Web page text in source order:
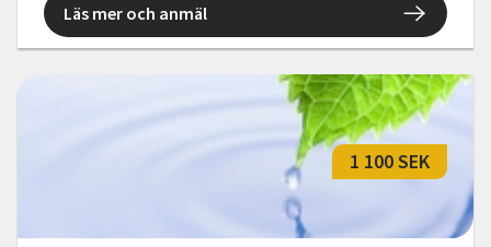
Läs mer och anmäl
1 100 SEK